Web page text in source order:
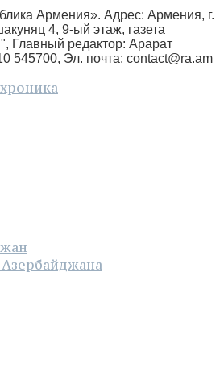
Армения». Адрес: Армения, г.
4, 9-ый этаж, газета
Главный редактор: Арарат
545700, Эл. почта: contact@ra.am